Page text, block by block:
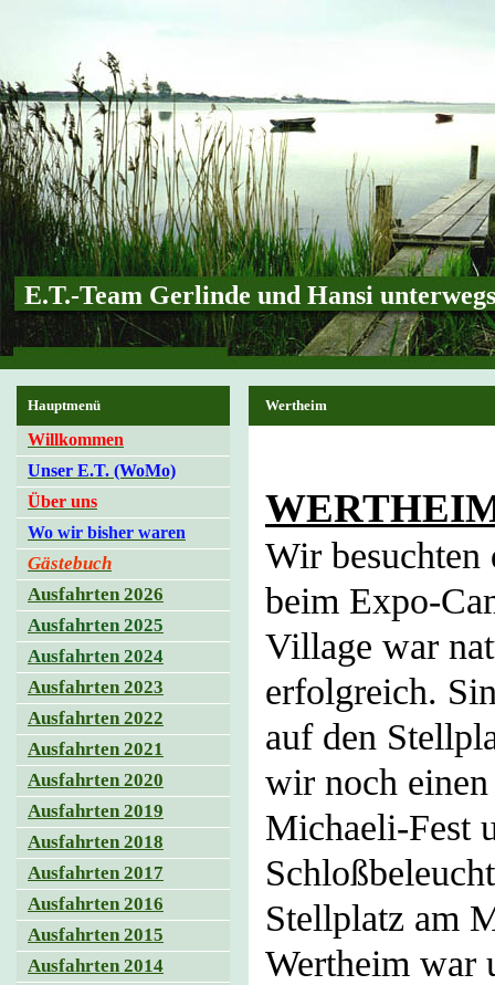
E.T.-Team Gerlinde und Hansi unterwegs
Hauptmenü
Willkommen
Unser E.T. (WoMo)
Über uns
Wo wir bisher waren
Gästebuch
Ausfahrten 2026
Ausfahrten 2025
Ausfahrten 2024
Ausfahrten 2023
Ausfahrten 2022
Ausfahrten 2021
Ausfahrten 2020
Ausfahrten 2019
Ausfahrten 2018
Ausfahrten 2017
Ausfahrten 2016
Ausfahrten 2015
Ausfahrten 2014
Wertheim
Wir
beim Expo-
Village war
erfolgreich.
auf den
wir noch
Michaeli-Fest
Stellplatz am
Wertheim war